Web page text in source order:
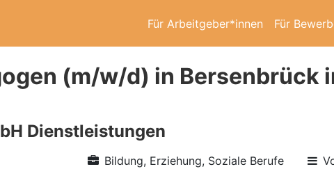
Für Arbeitgeber*innen Für
(m/w/d) in Bersenbrück
Dienstleistungen
Bildung, Erziehung, Soziale Berufe